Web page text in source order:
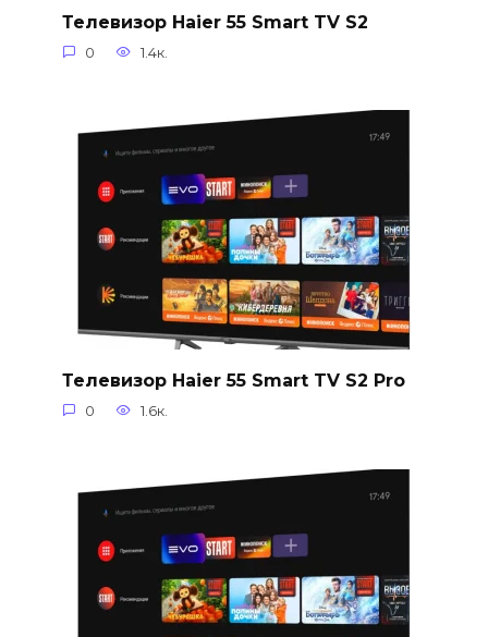
Телевизор Haier 55 Smart TV S2
0 1.4к.
Телевизор Haier 55 Smart TV S2 Pro
0 1.6к.